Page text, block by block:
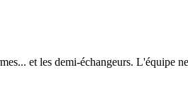
et les demi-échangeurs. L'équipe